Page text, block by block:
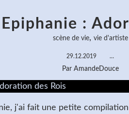
:
scène de vie, vie d'artiste
29.12.2019 …
Par AmandeDouce
j'ai fait une petite